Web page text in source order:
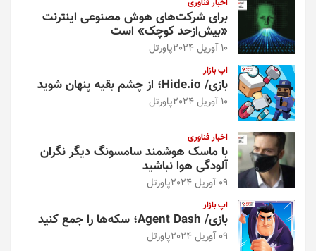
اخبار فناوری
برای شرکت‌های هوش مصنوعی اینترنت
«بیش‌از‌حد کوچک» است
10 آوریل 2024 پاورتل
اپ بازار
بازی/ Hide.io؛ از چشم بقیه پنهان شوید
10 آوریل 2024 پاورتل
اخبار فناوری
با ماسک هوشمند سامسونگ دیگر نگران
آلودگی هوا نباشید
09 آوریل 2024 پاورتل
اپ بازار
بازی/ Agent Dash؛ سکه‌ها را جمع کنید
09 آوریل 2024 پاورتل